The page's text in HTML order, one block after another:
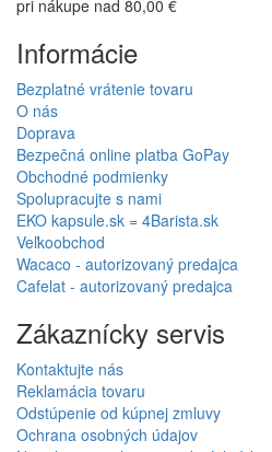
pri nákupe nad 80,00 €
Informácie
Bezplatné vrátenie tovaru
O nás
Doprava
Bezpečná online platba GoPay
Obchodné podmienky
Spolupracujte s nami
EKO kapsule.sk = 4Barista.sk
Veľkoobchod
Wacaco - autorizovaný predajca
Cafelat - autorizovaný predajca
Zákaznícky servis
Kontaktujte nás
Reklamácia tovaru
Odstúpenie od kúpnej zmluvy
Ochrana osobných údajov